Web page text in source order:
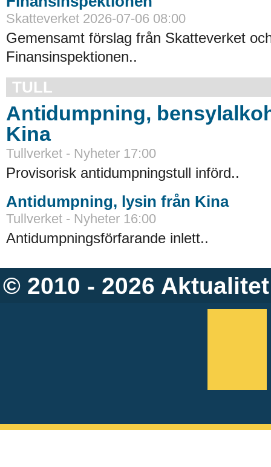
Skatteverket 2026-07-06 08:00
Gemensamt förslag från Skatteverket
Finansinspektionen..
TULL
Antidumpning,
Kina
Tullverket - Nyheter 17:00
Provisorisk antidumpningstull införd..
Antidumpning, lysin från Kina
Tullverket - Nyheter 16:00
Antidumpningsförfarande inlett..
© 2010 - 2026 Aktualitet